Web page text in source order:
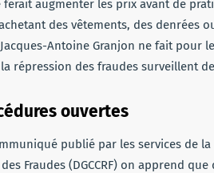
ferait augmenter les prix avant de
des vêtements, des denrées
Antoine Granjon ne fait pour
répression des fraudes surveillent
ouvertes
publié par les services de
Fraudes (DGCCRF) on apprend